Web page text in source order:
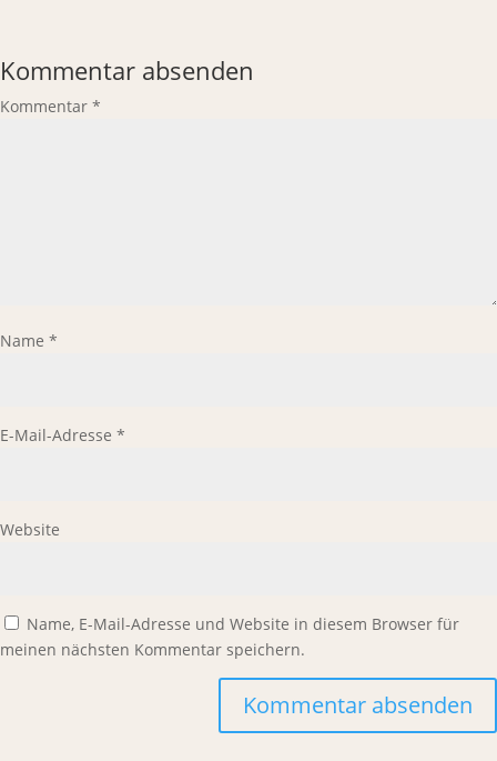
Kommentar absenden
Kommentar *
Name *
E-Mail-Adresse *
Website
Name, E-Mail-Adresse und Website in diesem Browser für
meinen nächsten Kommentar speichern.